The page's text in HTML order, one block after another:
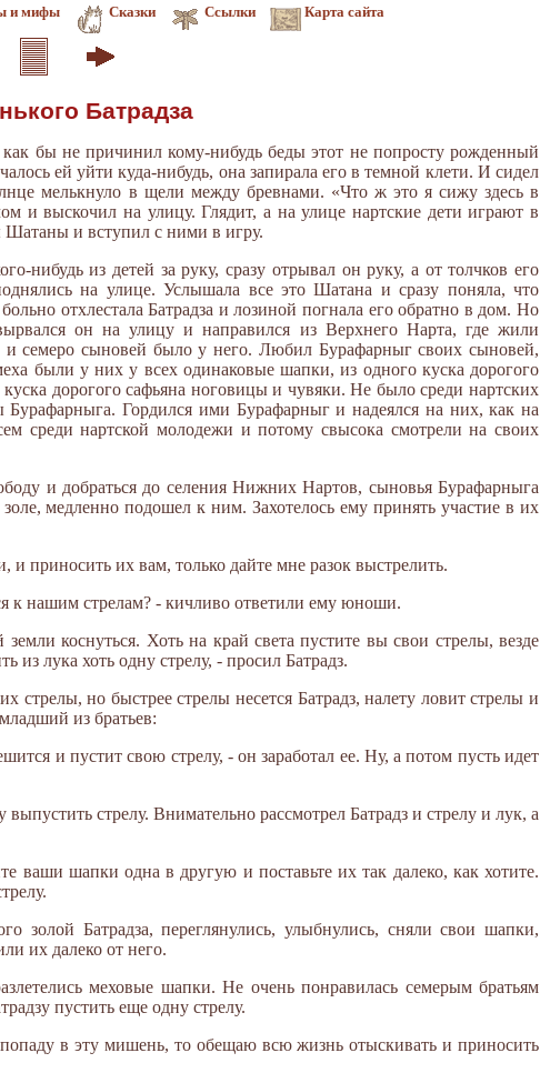
и мифы Сказки Ссылки Карта сайта
Батрадза
бы не причинил кому-нибудь беды этот не попросту рожденный
ей уйти куда-нибудь, она запирала его в темной клети. И сидел
мелькнуло в щели между бревнами. «Что ж это я сижу здесь в
и выскочил на улицу. Глядит, а на улице нартские дети играют в
Шатаны и вступил с ними в игру.
нибудь из детей за руку, сразу отрывал он руку, а от толчков его
на улице. Услышала все это Шатана и сразу поняла, что
отхлестала Батрадза и лозиной погнала его обратно в дом. Но
он на улицу и направился из Верхнего Нарта, где жили
семеро сыновей было у него. Любил Бурафарныг своих сыновей,
были у них у всех одинаковые шапки, из одного куска дорогого
дорогого сафьяна ноговицы и чувяки. Не было среди нартских
Гордился ими Бурафарныг и надеялся на них, как на
среди нартской молодежи и потому свысока смотрели на своих
и добраться до селения Нижних Нартов, сыновья Бурафарныга
медленно подошел к ним. Захотелось ему принять участие в их
приносить их вам, только дайте мне разок выстрелить.
к нашим стрелам? - кичливо ответили ему юноши.
коснуться. Хоть на край света пустите вы свои стрелы, везде
из лука хоть одну стрелу, - просил Батрадз.
стрелы, но быстрее стрелы несется Батрадз, налету ловит стрелы и
из братьев:
и пустит свою стрелу, - он заработал ее. Ну, а потом пусть идет
стрелу. Внимательно рассмотрел Батрадз и стрелу и лук, а
шапки одна в другую и поставьте их так далеко, как хотите.
золой Батрадза, переглянулись, улыбнулись, сняли свои шапки,
их далеко от него.
меховые шапки. Не очень понравилась семерым братьям
пустить еще одну стрелу.
в эту мишень, то обещаю всю жизнь отыскивать и приносить